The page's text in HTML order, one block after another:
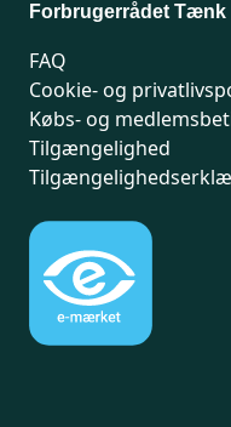
Forbrugerrådet Tænk
FAQ
Cookie- og
Købs- og
Tilgængelighed